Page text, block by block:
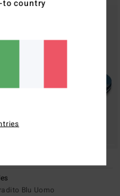
Blu Uomo
to country